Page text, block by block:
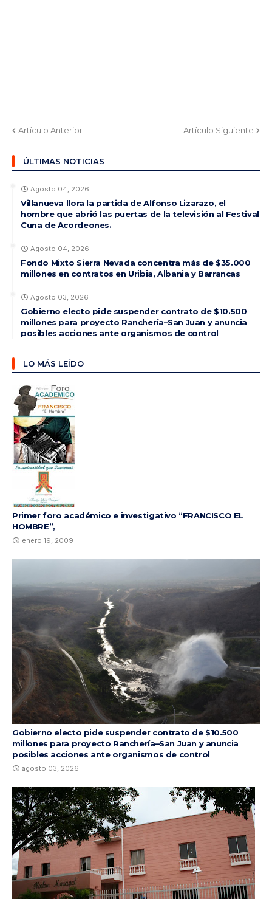
Artículo Anterior Artículo Siguiente
ÚLTIMAS NOTICIAS
Agosto 04, 2026
Villanueva llora la partida de Alfonso Lizarazo, el
hombre que abrió las puertas de la televisión al Festival
Cuna de Acordeones.
Agosto 04, 2026
Fondo Mixto Sierra Nevada concentra más de $35.000
millones en contratos en Uribia, Albania y Barrancas
Agosto 03, 2026
Gobierno electo pide suspender contrato de $10.500
millones para proyecto Ranchería–San Juan y anuncia
posibles acciones ante organismos de control
LO MÁS LEÍDO
Primer foro académico e investigativo “FRANCISCO EL
HOMBRE”,
enero 19, 2009
Gobierno electo pide suspender contrato de $10.500
millones para proyecto Ranchería–San Juan y anuncia
posibles acciones ante organismos de control
agosto 03, 2026